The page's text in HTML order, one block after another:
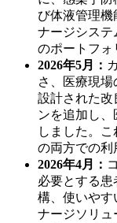
び体液管理
ナージシステ
のポートフォ
2026年5月：
さ、医療現
設計された改
ンを追加し
しました。
の両方での利
2026年4月：
必要とする
構、使いやす
ナージソリュ